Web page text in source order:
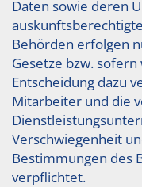
Daten sowie deren
Behörden erfolgen
Gesetze bzw.
Entscheidung dazu
Mitarbeiter und die
Verschwiegenheit
Bestimmungen des
verpflichtet.